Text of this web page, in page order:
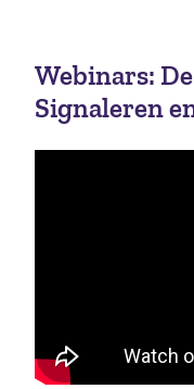
Webinars:
Signaleren